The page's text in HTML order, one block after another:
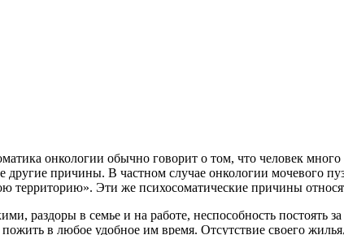
онкологии обычно говорит о том, что человек
причины. В частном случае онкологии мочевого
территорию». Эти же психосоматические причины
раздоры в семье и на работе, неспособность постоять
в любое удобное им время. Отсутствие своего